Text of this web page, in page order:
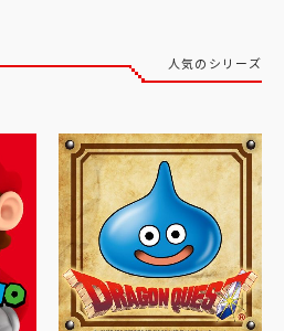
人気のシリーズ